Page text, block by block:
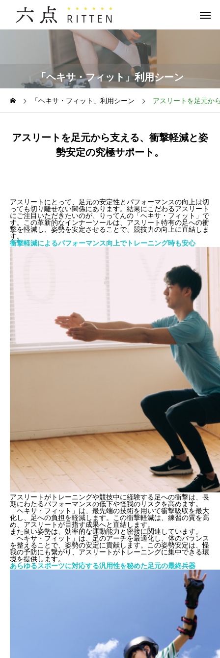
「ヘキサ・フィット」利用シーン
「ヘキサ・フィット」利用シーン アスリートを足元か
アスリートを足元から支える、衝撃軽減と姿
勢安定の究極サポート。
アスリートにとって、足元の安定性とパフォーマンスの向上は切
っても切り離せない関係にあります。結果にこだわるアスリート
にご注目いただきたいのが、りってんの「ヘキサ・フィット」で
す。この革新的なインナーソールは、アスリート特有の足への衝
撃を軽減し、姿勢を安定させることで、競技力の向上に直結しま
す。
衝撃軽減によるパフォーマンス向上でトレーニング時も安心
アスリートがトレーニングや競技中に経験する足への衝撃は、長
期にわたるパフォーマンスの低下や怪我のリスクを高めます。
「ヘキサ・フィット」は、最先端の技術を用いて衝撃吸収を最大
化し、足への負担を軽減します。この衝撃軽減は、練習の質を高
め、アスリートが目指す成果へと直結します。
また良い姿勢は、効率的な運動能力と密接に関連しています。
「ヘキサ・フィット」は、足のアーチを最適化し、体のバランス
を整えることで、姿勢の安定に貢献します。この姿勢安定は、怪
我の予防にも繋がり、アスリートがトレーニングに集中できる環
境を提供します。
あらゆるスポーツに対応する汎用性を秘めた足元の最終兵器